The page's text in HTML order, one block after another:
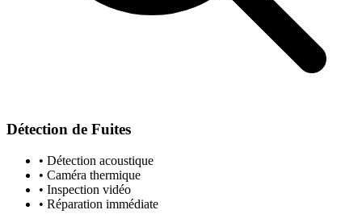
Détection de Fuites
• Détection acoustique
• Caméra thermique
• Inspection vidéo
• Réparation immédiate